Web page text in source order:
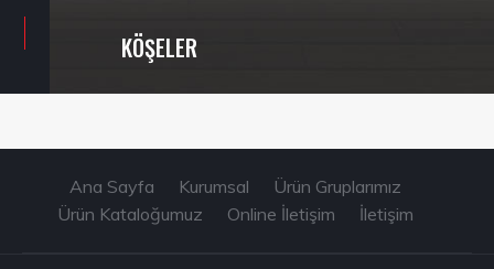
KÖŞELER
Ana Sayfa Kurumsal
Ürün Gruplarımız
Ürün Kataloğumuz
Online İletişim İletişim